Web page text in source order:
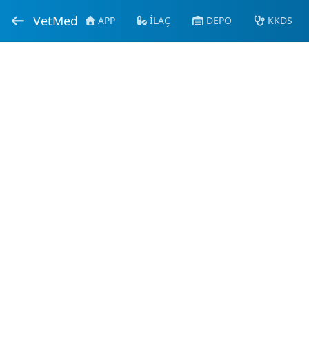
VetMed APP İLAÇ DEPO KKDS